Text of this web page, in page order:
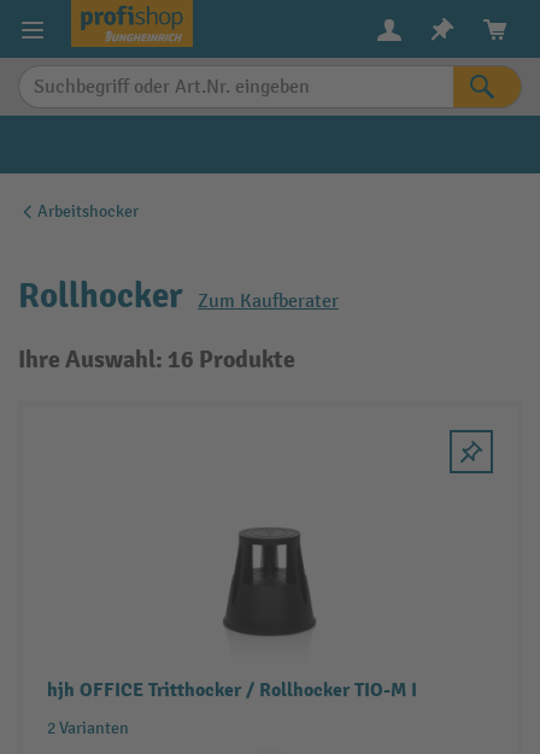
springen
Arbeitshocker
Rollhocker Zum Kaufberater
Ihre Auswahl: 16 Produkte
hjh OFFICE Tritthocker / Rollhocker TIO-M I
2 Varianten